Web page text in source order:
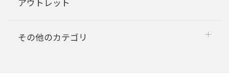
アウトレット
その他のカテゴリ